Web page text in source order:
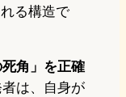
る構造で
死角」を正確
は、自身が